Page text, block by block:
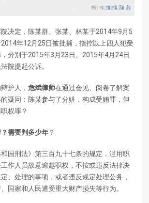
决定，陈某群、张某、林某于2014年9月5
年12月25日被批捕，指控以上四人犯受
分别于2015年3月23日、2015年4月24日
院提起公诉。
护人， 危斌律师在通过会见、阅卷了解案
疑问：陈某参与了分赃，构成受贿罪，但
权罪？
需要判多少年 ？
国刑法》第三百九十七条的规定，滥用职
作人员故意逾越职权，不按或违反法律决
、处理的事项，或者违反规定处理公务，
国家和人民遭受重大财产损失等行为。